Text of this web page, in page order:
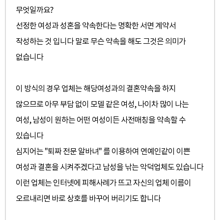
무엇일까요?
선정한 여성과 성혼을 약속한다는 명확한 서면 계약서
작성하는 것 입니다 말로 무슨 약속을 해도 그것은 의미가
없습니다
이 방식의 경우 업체는 해당여성과의 결혼약속을 하지
않으므로 아무 부담 없이 모델 같은 여성, 나이차 많이 나는
여성,남성이 원하는 어떤 여성이든 사전매칭을 약속할 수
있습니다
심지어는 "퇴짜 전문 알바녀" 를 이용하여 연예인같이 이쁜
여성과 결혼을 시켜주겠다고 남성을 낚는 악덕업체도 있습니다
이런 업체는 인터넷에 피해사례가 뜨고 자신의 업체 이름이
오르내리면 바로 상호를 바꾸어 버리기도 합니다